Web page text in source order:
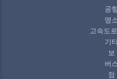
공
명
고속도
기
보
버
점